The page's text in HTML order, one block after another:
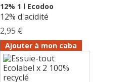
12% 1 l Ecodoo
12% d'acidité
2,95 €
Ajouter à mon caba